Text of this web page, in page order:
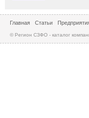
Главная Статьи
© Регион СЗФО - каталог